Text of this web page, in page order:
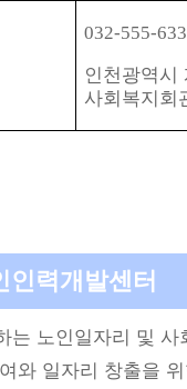
032-555-
인천광역시
사회복지회
인력개발센터
는 노인일자리 및
와 일자리 창출을